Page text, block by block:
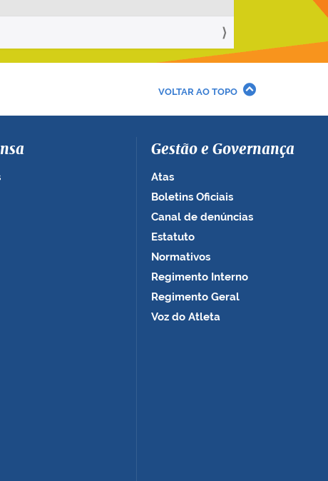
VOLTAR AO TOPO
Gestão e Governança
Atas
Boletins Oficiais
Canal de denúncias
Estatuto
Normativos
Regimento Interno
Regimento Geral
Voz do Atleta